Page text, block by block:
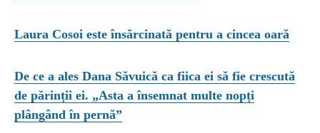
Laura Cosoi este însărcinată pentru a cincea oară
De ce a ales Dana Săvuică ca fiica ei să fie crescută
de părinții ei. „Asta a însemnat multe nopți
plângând în pernă”